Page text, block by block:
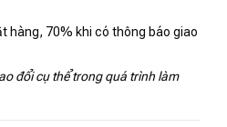
hàng, 70% khi có thông báo giao
đổi cụ thể trong quá trình làm